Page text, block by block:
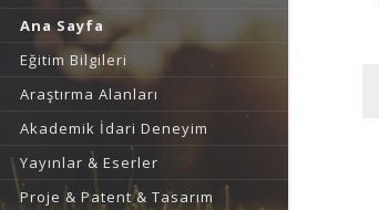
Ana Sayfa
Eğitim Bilgileri
Araştırma Alanları
Akademik İdari Deneyim
Yayınlar & Eserler
Proje & Patent & Tasarım